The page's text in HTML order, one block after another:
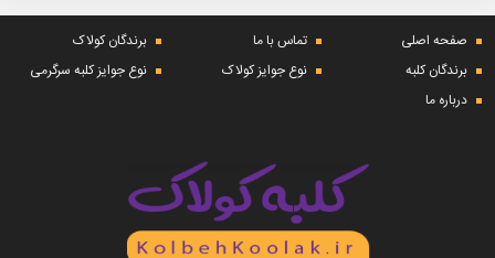
صفحه اصلی تماس با ما
برندگان کولاک
برندگان کلبه
نوع جوایز کولاک
نوع جوایز کلبه سرگرمی
درباره ما